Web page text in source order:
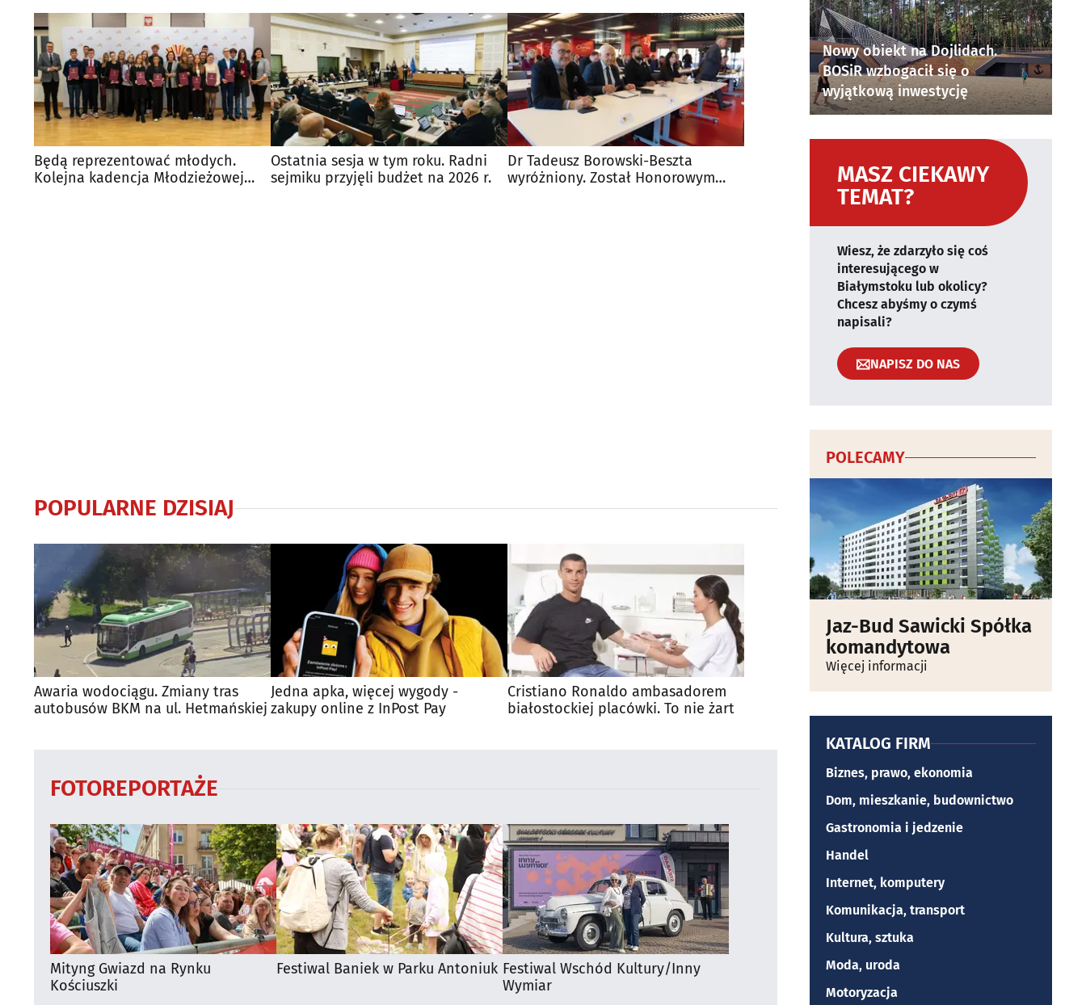
Będą reprezentować młodych.
Kolejna kadencja Młodzieżowej
Ostatnia sesja w tym roku. Radni
sejmiku przyjęli budżet na 2026 r.
Dr Tadeusz Borowski-Beszta
wyróżniony. Został Honorowym
POPULARNE DZISIAJ
Awaria wodociągu. Zmiany tras
autobusów BKM na ul. Hetmańskiej
Jedna apka, więcej wygody -
zakupy online z InPost Pay
Cristiano Ronaldo ambasadorem
białostockiej placówki. To nie żart
FOTOREPORTAŻE
Mityng Gwiazd na Rynku
Kościuszki
Festiwal Baniek w Parku Antoniuk Festiwal Wschód Kultury/Inny
Wymiar
Nowy obiekt na Dojlidach.
BOSiR wzbogacił się o
wyjątkową inwestycję
MASZ CIEKAWY
TEMAT?
Wiesz, że zdarzyło się coś
interesującego w
Białymstoku lub okolicy?
Chcesz abyśmy o czymś
napisali?
NAPISZ DO NAS
POLECAMY
Jaz-Bud Sawicki Spółka
komandytowa
Więcej informacji
KATALOG FIRM
Biznes, prawo, ekonomia
Dom, mieszkanie, budownictwo
Gastronomia i jedzenie
Handel
Internet, komputery
Komunikacja, transport
Kultura, sztuka
Moda, uroda
Motoryzacja